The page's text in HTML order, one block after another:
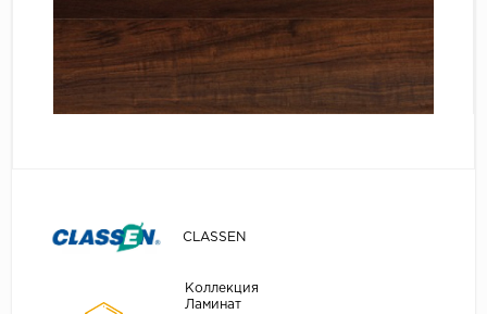
Коричневый
Страна
Австрия
CLASSEN
Коллекция
Ламинат